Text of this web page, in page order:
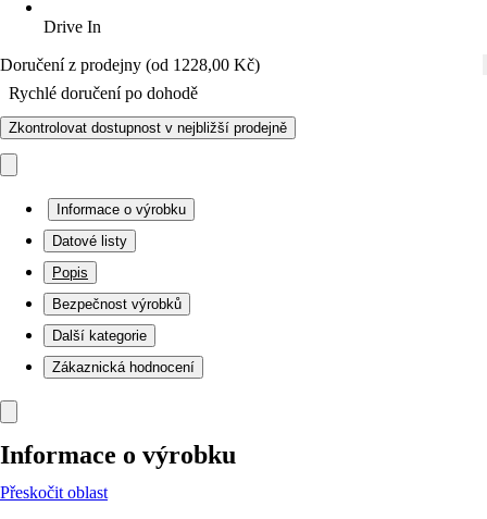
Drive In
Doručení z prodejny (od 1228,00 Kč)
Rychlé doručení po dohodě
Zkontrolovat dostupnost v nejbližší prodejně
Informace o výrobku
Datové listy
Popis
Bezpečnost výrobků
Další kategorie
Zákaznická hodnocení
Informace o výrobku
Přeskočit oblast